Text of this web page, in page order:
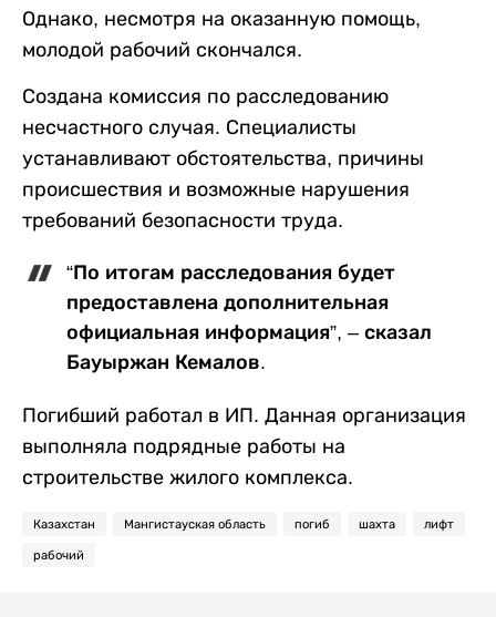
Однако, несмотря на оказанную помощь,
молодой рабочий скончался.
Создана комиссия по расследованию
несчастного случая. Специалисты
устанавливают обстоятельства, причины
происшествия и возможные нарушения
требований безопасности труда.
“По итогам расследования будет
предоставлена дополнительная
официальная информация”, – сказал
Бауыржан Кемалов.
Погибший работал в ИП. Данная организация
выполняла подрядные работы на
строительстве жилого комплекса.
Казахстан Мангистауская область погиб шахта лифт
рабочий